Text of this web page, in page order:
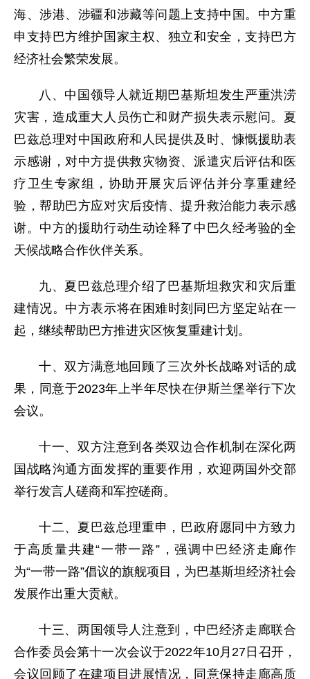
海、涉港、涉疆和涉藏等问题上支持中国。中方重
申支持巴方维护国家主权、独立和安全，支持巴方
经济社会繁荣发展。
八、中国领导人就近期巴基斯坦发生严重洪涝
灾害，造成重大人员伤亡和财产损失表示慰问。夏
巴兹总理对中国政府和人民提供及时、慷慨援助表
示感谢，对中方提供救灾物资、派遣灾后评估和医
疗卫生专家组，协助开展灾后评估并分享重建经
验，帮助巴方应对灾后疫情、提升救治能力表示感
谢。中方的援助行动生动诠释了中巴久经考验的全
天候战略合作伙伴关系。
九、夏巴兹总理介绍了巴基斯坦救灾和灾后重
建情况。中方表示将在困难时刻同巴方坚定站在一
起，继续帮助巴方推进灾区恢复重建计划。
十、双方满意地回顾了三次外长战略对话的成
果，同意于2023年上半年尽快在伊斯兰堡举行下次
会议。
十一、双方注意到各类双边合作机制在深化两
国战略沟通方面发挥的重要作用，欢迎两国外交部
举行发言人磋商和军控磋商。
十二、夏巴兹总理重申，巴政府愿同中方致力
于高质量共建“一带一路”，强调中巴经济走廊作
为“一带一路”倡议的旗舰项目，为巴基斯坦经济社会
发展作出重大贡献。
十三、两国领导人注意到，中巴经济走廊联合
合作委员会第十一次会议于2022年10月27日召开，
会议回顾了在建项目进展情况，同意保持走廊高质